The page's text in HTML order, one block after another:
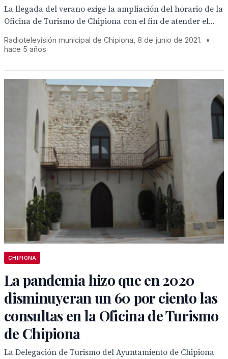
La llegada del verano exige la ampliación del horario de la
Oficina de Turismo de Chipiona con el fin de atender el...
Radiotelevisión municipal de Chipiona, 8 de junio de 2021.
•
hace 5 años
CHIPIONA
La pandemia hizo que en 2020
disminuyeran un 60 por ciento las
consultas en la Oficina de Turismo
de Chipiona
La Delegación de Turismo del Ayuntamiento de Chipiona